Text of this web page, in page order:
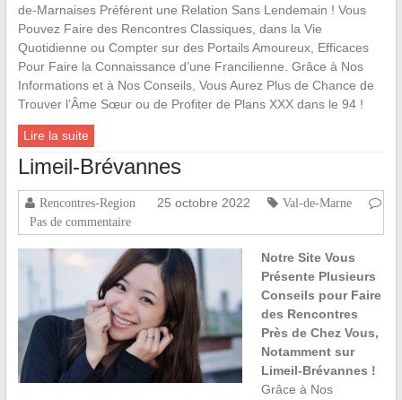
de-Marnaises Préfèrent une Relation Sans Lendemain ! Vous
Pouvez Faire des Rencontres Classiques, dans la Vie
Quotidienne ou Compter sur des Portails Amoureux, Efficaces
Pour Faire la Connaissance d’une Francilienne. Grâce à Nos
Informations et à Nos Conseils, Vous Aurez Plus de Chance de
Trouver l’Âme Sœur ou de Profiter de Plans XXX dans le 94 !
Lire la suite
Limeil-Brévannes
Rencontres-Region 25 octobre 2022
Val-de-Marne
Pas de commentaire
Notre Site Vous
Présente Plusieurs
Conseils pour Faire
des Rencontres
Près de Chez Vous,
Notamment sur
Limeil-Brévannes !
Grâce à Nos